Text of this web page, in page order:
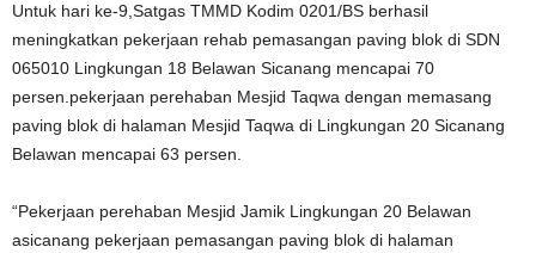
Untuk hari ke-9,Satgas TMMD Kodim 0201/BS berhasil
meningkatkan pekerjaan rehab pemasangan paving blok di SDN
065010 Lingkungan 18 Belawan Sicanang mencapai 70
persen.pekerjaan perehaban Mesjid Taqwa dengan memasang
paving blok di halaman Mesjid Taqwa di Lingkungan 20 Sicanang
Belawan mencapai 63 persen.
“Pekerjaan perehaban Mesjid Jamik Lingkungan 20 Belawan
asicanang pekerjaan pemasangan paving blok di halaman